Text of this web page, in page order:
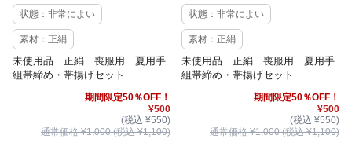
状態：非常によい
素材：正絹
未使用品 正絹 喪服用 夏用手
組帯締め・帯揚げセット
期間限定50％OFF！
¥500
(税込 ¥550)
通常価格 ¥1,000 (税込 ¥1,100)
状態：非常によい
素材：正絹
未使用品 正絹 喪服用 夏用手
組帯締め・帯揚げセット
期間限定50％OFF！
¥500
(税込 ¥550)
通常価格 ¥1,000 (税込 ¥1,100)